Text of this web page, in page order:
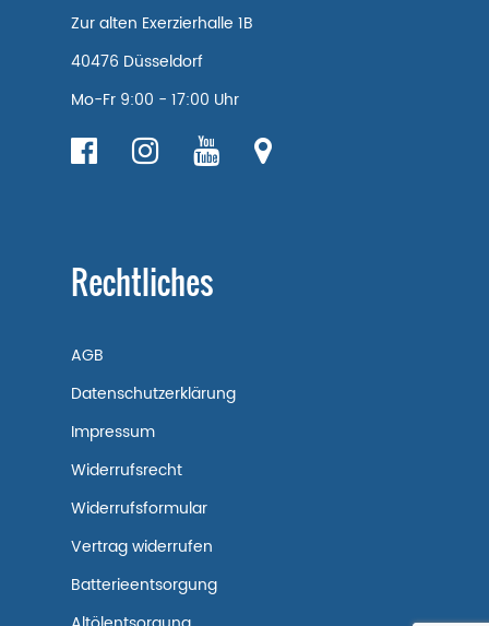
Zur alten Exerzierhalle 1B
40476 Düsseldorf
Mo-Fr 9:00 - 17:00 Uhr
Rechtliches
AGB
Datenschutzerklärung
Impressum
Widerrufsrecht
Widerrufsformular
Vertrag widerrufen
Batterieentsorgung